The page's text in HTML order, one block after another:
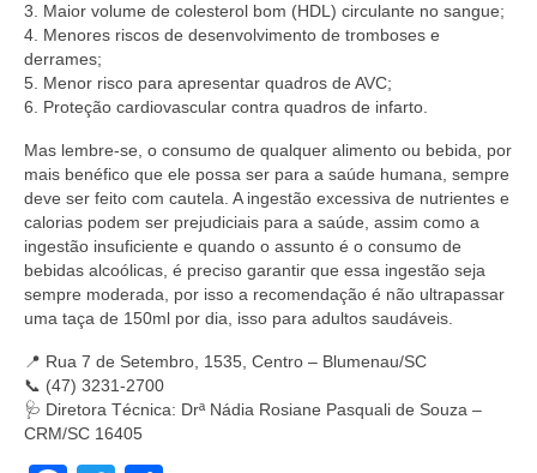
3. Maior volume de colesterol bom (HDL) circulante no sangue;
4. Menores riscos de desenvolvimento de tromboses e
derrames;
5. Menor risco para apresentar quadros de AVC;
6. Proteção cardiovascular contra quadros de infarto.
Mas lembre-se, o consumo de qualquer alimento ou bebida, por
mais benéfico que ele possa ser para a saúde humana, sempre
deve ser feito com cautela. A ingestão excessiva de nutrientes e
calorias podem ser prejudiciais para a saúde, assim como a
ingestão insuficiente e quando o assunto é o consumo de
bebidas alcoólicas, é preciso garantir que essa ingestão seja
sempre moderada, por isso a recomendação é não ultrapassar
uma taça de 150ml por dia, isso para adultos saudáveis.
📍 Rua 7 de Setembro, 1535, Centro – Blumenau/SC
📞 (47) 3231-2700
🩺 Diretora Técnica: Drª Nádia Rosiane Pasquali de Souza –
CRM/SC 16405